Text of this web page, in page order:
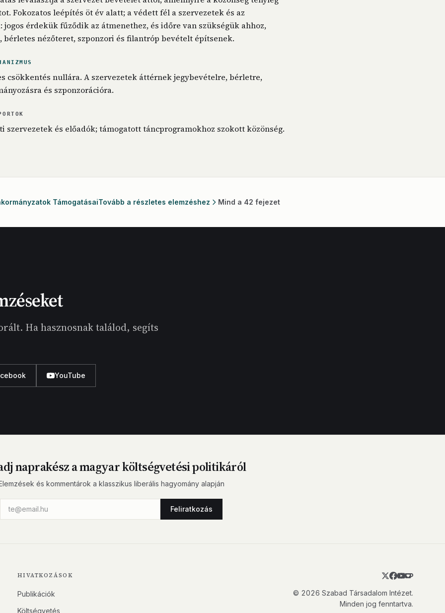
Fokozatos leépítés öt év alatt; a védett fél a szervezetek és az
jogos érdekük fűződik az átmenethez, és időre van szükségük ahhoz,
bérletes nézőteret, szponzori és filantróp bevételt építsenek.
csökkentés nullára. A szervezetek áttérnek jegybevételre, bérletre,
és szponzorációra.
szervezetek és előadók; támogatott táncprogramokhoz szokott közönség.
TámogatásaiTovább a részletes elemzéshez Mind a 42 fejezet
Ha hasznosnak találod, segíts
YouTube
naprakész a magyar költségvetési politikáról
és kommentárok a klasszikus liberális hagyomány alapján
Feliratkozás
HIVATKOZÁSOK
Publikációk
Költségvetés
© 2026 Szabad Társadalom Intézet.
Minden jog fenntartva.